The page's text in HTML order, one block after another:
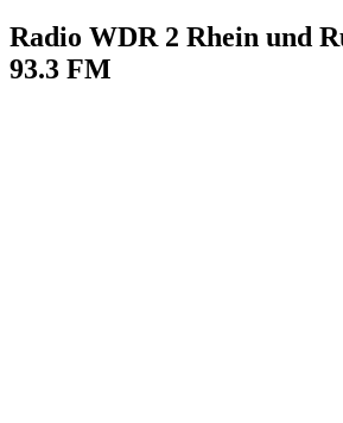
Radio WDR 2 Rhein und
93.3 FM